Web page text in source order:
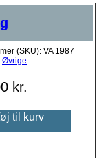
(SKU): VA 1987
Øvrige
kr.
til kurv